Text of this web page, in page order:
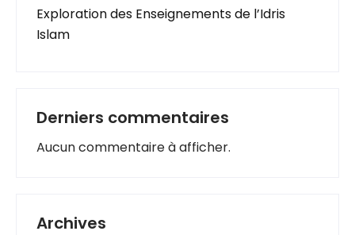
Exploration des Enseignements de l’Idris
Islam
Derniers commentaires
Aucun commentaire à afficher.
Archives